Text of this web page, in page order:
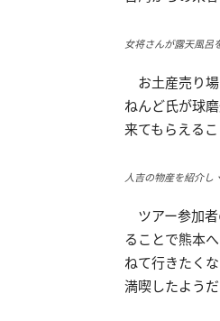
女将さんが露天風呂
お土産売り場
ねんど氏が球
来てもらえる
人吉の物産を紹介し
ツアー参加者
ることで熊本
ねて行きたく
満喫したようだ